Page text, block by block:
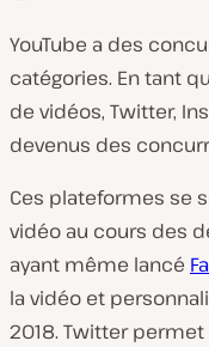
YouTube a des
catégories. En tant
de vidéos, Twitter,
devenus des
Ces plateformes se
vidéo au cours des
ayant même lancé
la vidéo et
2018. Twitter